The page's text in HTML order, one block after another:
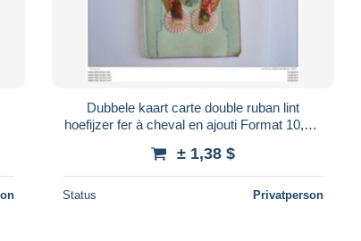
Dubbele kaart carte double ruban lint
hoefijzer fer à cheval en ajouti Format 10,5 x
± 1,38 $
Status Privatperson